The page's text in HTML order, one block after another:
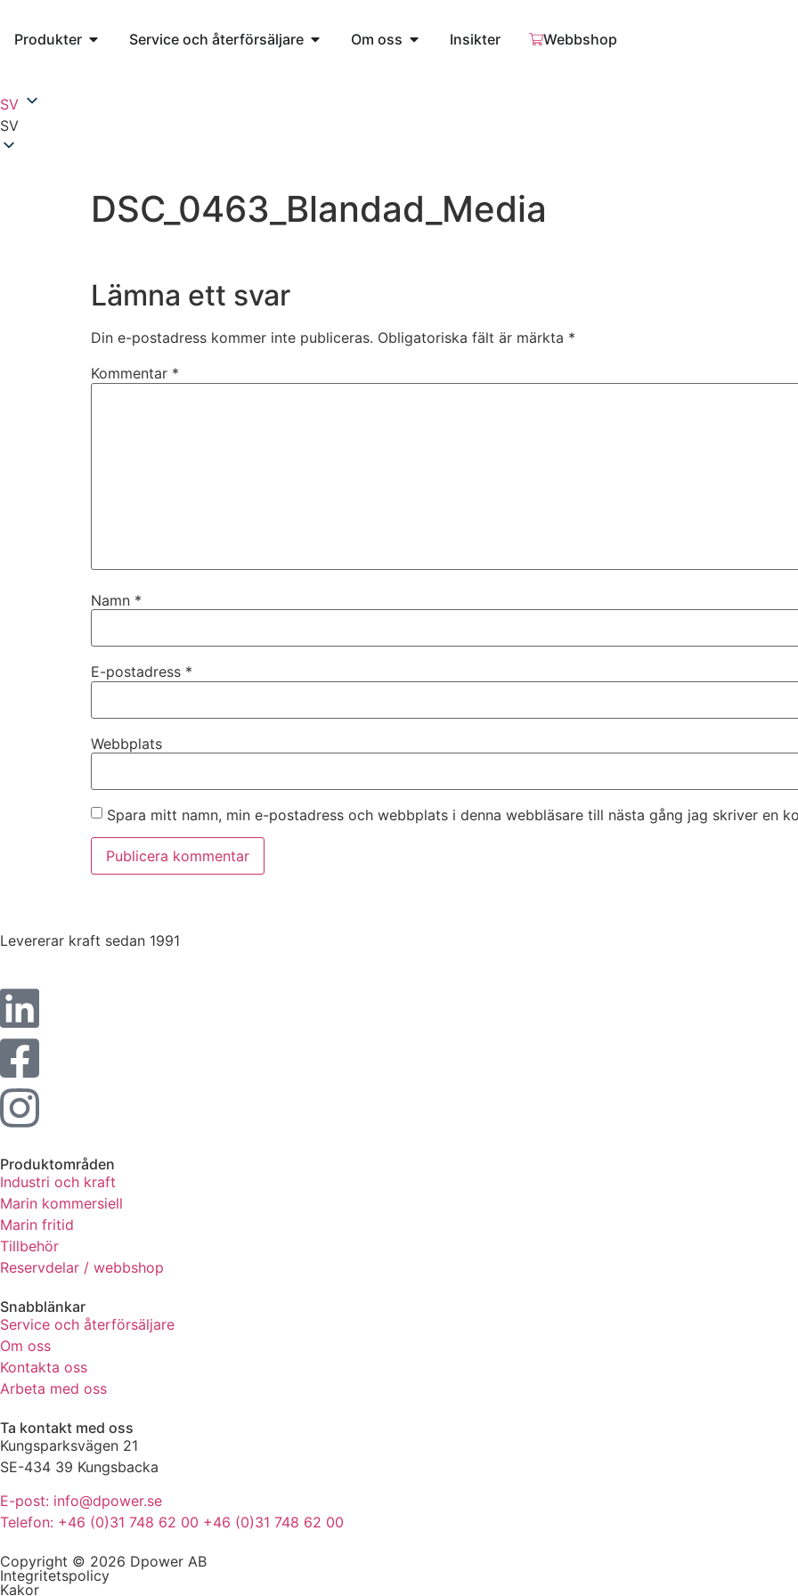
Produkter Service och återförsäljare Om oss Insikter Webbshop
SV
SV
DSC_0463_Blandad_Media
Lämna ett svar
Din e-postadress kommer inte publiceras. Obligatoriska fält är märkta *
Kommentar *
Namn *
E-postadress *
Webbplats
Spara mitt namn, min e-postadress och webbplats i denna webbläsare till nästa gång jag skriver en
Levererar kraft sedan 1991
Produktområden
Industri och kraft
Marin kommersiell
Marin fritid
Tillbehör
Reservdelar / webbshop
Snabblänkar
Service och återförsäljare
Om oss
Kontakta oss
Arbeta med oss
Ta kontakt med oss
Kungsparksvägen 21
SE-434 39 Kungsbacka
E-post: info@dpower.se
Telefon: +46 (0)31 748 62 00 +46 (0)31 748 62 00
Copyright © 2026 Dpower AB
Integritetspolicy
Kakor
Dessa kakor
välja bort. De
att hemsidan
och
hur hemsidan
används.
Upplevelse
För att vår
hemsida ska
prestera så
möjligt under
ditt besök.
Om du nekar
de här
kakorna
kommer viss
funktionalitet
från
hemsidan.
Marknadsföring
Genom att dela
intressen och ditt
beteende när du
surfar ökar du
personligt
anpassat innehåll